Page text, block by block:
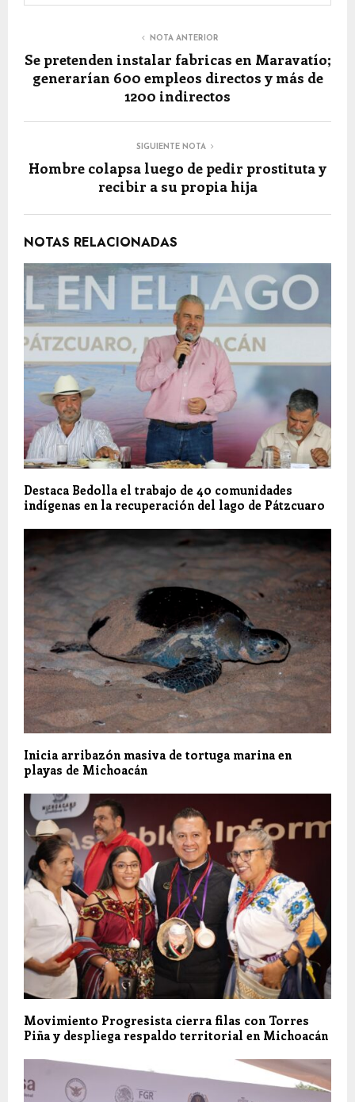
NOTA ANTERIOR
Se pretenden instalar fabricas en Maravatío;
generarían 600 empleos directos y más de
1200 indirectos
SIGUIENTE NOTA
Hombre colapsa luego de pedir prostituta y
recibir a su propia hija
NOTAS RELACIONADAS
Destaca Bedolla el trabajo de 40 comunidades
indígenas en la recuperación del lago de Pátzcuaro
Inicia arribazón masiva de tortuga marina en
playas de Michoacán
Movimiento Progresista cierra filas con Torres
Piña y despliega respaldo territorial en Michoacán